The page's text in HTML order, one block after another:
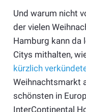
Und warum nicht
der vielen
Hamburg kann da
Citys mithalten,
kürzlich
Weihnachtsmarkt
schönsten in
InterContinental